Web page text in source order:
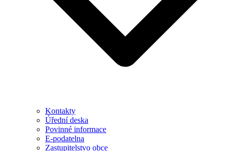
Kontakty
Úřední deska
Povinné informace
E-podatelna
Zastupitelstvo obce